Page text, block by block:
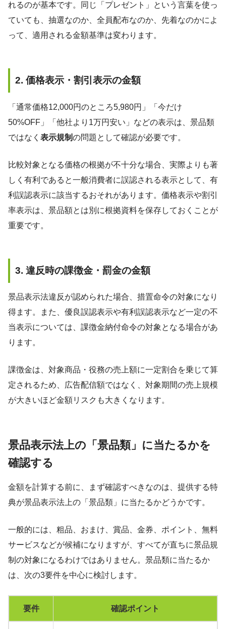
れるのが基本です。同じ「プレゼント」という言葉を使っ
ていても、抽選なのか、全員配布なのか、先着なのかによ
って、適用される金額基準は変わります。
2. 価格表示・割引表示の金額
「通常価格12,000円のところ5,980円」「今だけ
50%OFF」「他社より1万円安い」などの表示は、景品類
ではなく 表示規制の問題として確認が必要です。
比較対象となる価格の根拠が不十分な場合、実際よりも著
しく有利であると一般消費者に誤認される表示として、有
利誤認表示に該当するおそれがあります。価格表示や割引
率表示は、景品額とは別に根拠資料を保存しておくことが
重要です。
3. 違反時の課徴金・罰金の金額
景品表示法違反が認められた場合、措置命令の対象になり
得ます。また、優良誤認表示や有利誤認表示など一定の不
当表示については、課徴金納付命令の対象となる場合があ
ります。
課徴金は、対象商品・役務の売上額に一定割合を乗じて算
定されるため、広告配信額ではなく、対象期間の売上規模
が大きいほど金額リスクも大きくなります。
景品表示法上の「景品類」に当たるかを
確認する
金額を計算する前に、まず確認すべきなのは、提供する特
典が景品表示法上の「景品類」に当たるかどうかです。
一般的には、粗品、おまけ、賞品、金券、ポイント、無料
サービスなどが候補になりますが、すべてが直ちに景品規
制の対象になるわけではありません。景品類に当たるか
は、次の3要件を中心に検討します。
要件 確認ポイント